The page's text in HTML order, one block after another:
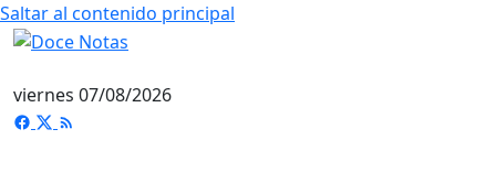
Saltar al contenido principal
viernes 07/08/2026